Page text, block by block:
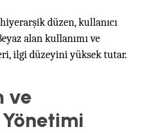
düzen, kullanıcı
alan kullanımı ve
ilgi düzeyini yüksek tutar.
ve